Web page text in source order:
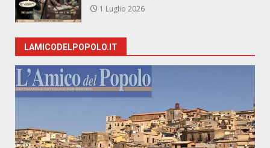
1 Luglio 2026
LAMICODELPOPOLO.IT